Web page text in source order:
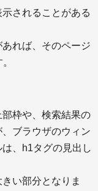
対策
されることがある
れば、そのページ
枠や、検索結果の
ブラウザのウィン
、h1タグの見出し
い部分となりま